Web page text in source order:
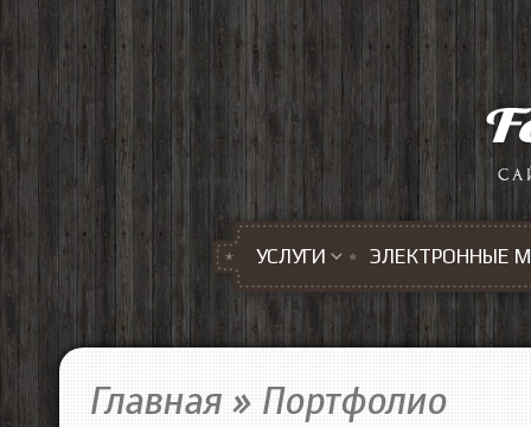
Перейти к основному содержанию
УСЛУГИ ЭЛЕКТРОННЫЕ
Главная » Портфолио